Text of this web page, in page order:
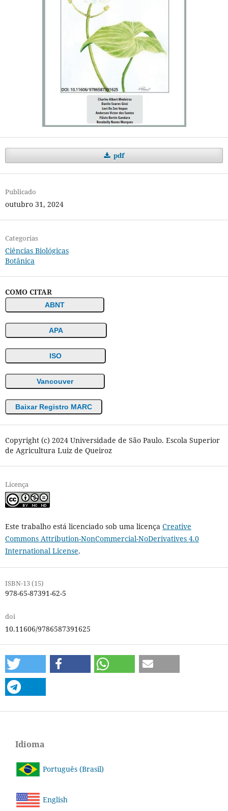
pdf
Publicado
outubro 31, 2024
Categorias
Ciências Biológicas
Botânica
COMO CITAR
ABNT
APA
ISO
Vancouver
Baixar Registro MARC
Copyright (c) 2024 Universidade de São Paulo. Escola Superior
de Agricultura Luiz de Queiroz
Licença
Este trabalho está licenciado sob uma licença Creative
Commons Attribution-NonCommercial-NoDerivatives 4.0
International License.
ISBN-13 (15)
978-65-87391-62-5
doi
10.11606/9786587391625
Idioma
Português (Brasil)
English